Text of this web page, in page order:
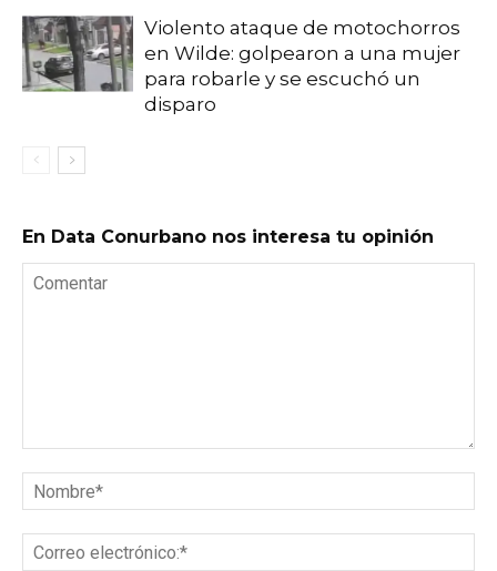
Violento ataque de motochorros
en Wilde: golpearon a una mujer
para robarle y se escuchó un
disparo
En Data Conurbano nos interesa tu opinión